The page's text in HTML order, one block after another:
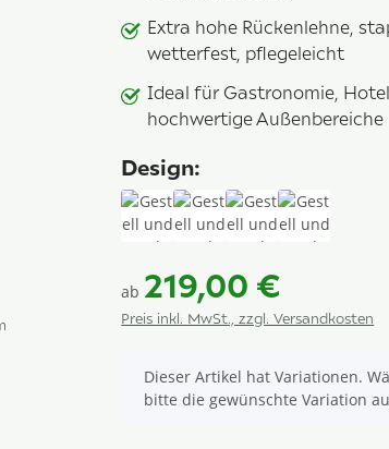
Extra hohe Rückenlehne,
wetterfest, pflegeleicht
Ideal für Gastronomie,
hochwertige Außenbereiche
Design:
ab 219,00 €
Preis inkl. MwSt., zzgl. Versandkosten
x
Dieser Artikel hat Variationen.
bitte die gewünschte Variation